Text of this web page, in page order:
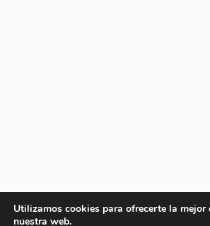
Utilizamos cookies para ofrecerte la mejor
nuestra web.